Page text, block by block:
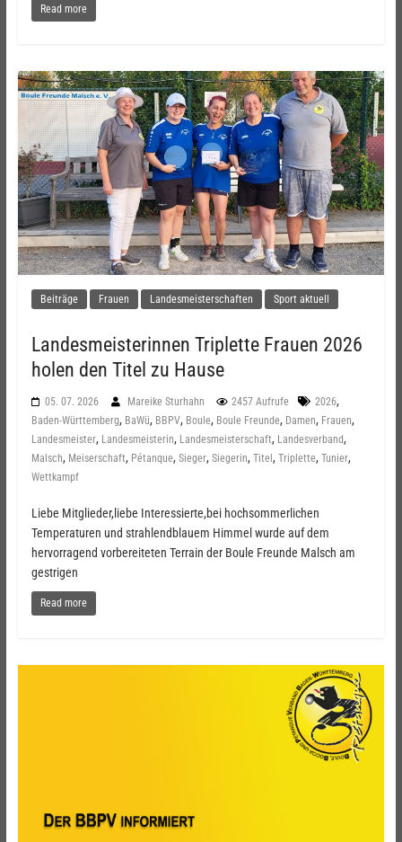
Read more
Beiträge Frauen Landesmeisterschaften Sport aktuell
Landesmeisterinnen Triplette Frauen 2026
holen den Titel zu Hause
05. 07. 2026 Mareike Sturhahn 2457 Aufrufe 2026,
Baden-Württemberg, BaWü, BBPV, Boule, Boule Freunde, Damen, Frauen,
Landesmeister, Landesmeisterin, Landesmeisterschaft, Landesverband,
Malsch, Meiserschaft, Pétanque, Sieger, Siegerin, Titel , Triplette, Tunier,
Wettkampf
Liebe Mitglieder,liebe Interessierte,bei hochsommerlichen
Temperaturen und strahlendblauem Himmel wurde auf dem
hervorragend vorbereiteten Terrain der Boule Freunde Malsch am
gestrigen
Read more